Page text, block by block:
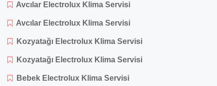
Avcılar Electrolux Klima Servisi
Avcılar Electrolux Klima Servisi
Kozyatağı Electrolux Klima Servisi
Kozyatağı Electrolux Klima Servisi
Bebek Electrolux Klima Servisi